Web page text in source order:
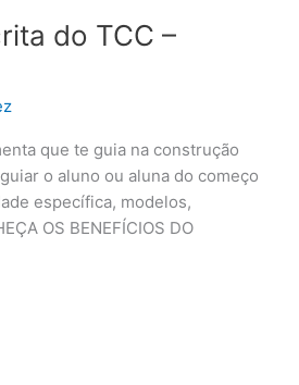
do TCC –
que te guia na construção
o aluno ou aluna do começo
específica, modelos,
OS BENEFÍCIOS DO